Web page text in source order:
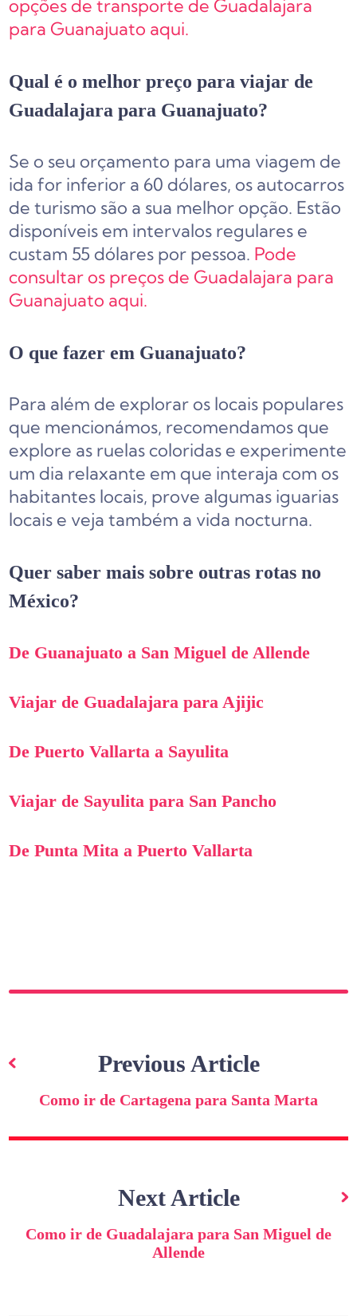
opções de transporte de Guadalajara
para Guanajuato aqui.
Qual é o melhor preço para viajar de
Guadalajara para Guanajuato?
Se o seu orçamento para uma viagem de
ida for inferior a 60 dólares, os autocarros
de turismo são a sua melhor opção. Estão
disponíveis em intervalos regulares e
custam 55 dólares por pessoa. Pode
consultar os preços de Guadalajara para
Guanajuato aqui.
O que fazer em Guanajuato?
Para além de explorar os locais populares
que mencionámos, recomendamos que
explore as ruelas coloridas e experimente
um dia relaxante em que interaja com os
habitantes locais, prove algumas iguarias
locais e veja também a vida nocturna.
Quer saber mais sobre outras rotas no
México?
De Guanajuato a San Miguel de Allende
Viajar de Guadalajara para Ajijic
De Puerto Vallarta a Sayulita
Viajar de Sayulita para San Pancho
De Punta Mita a Puerto Vallarta
de
artigos
Previous Article
Como ir de Cartagena para Santa Marta
Next Article
Como ir de Guadalajara para San Miguel de
Allende